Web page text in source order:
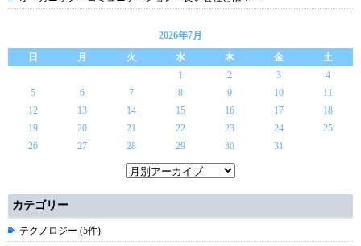
2026年7月
日
月 火 水 木 金
土
1
2 3
4
5
6 7 8 9 10
11
12
13 14 15 16 17
18
19
20 21 22 23 24
25
26
27 28 29 30 31
カテゴリー
テクノロジー (5件)